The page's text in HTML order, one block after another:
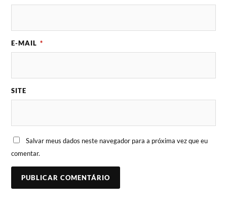
E-MAIL *
SITE
Salvar meus dados neste navegador para a próxima vez que eu
comentar.